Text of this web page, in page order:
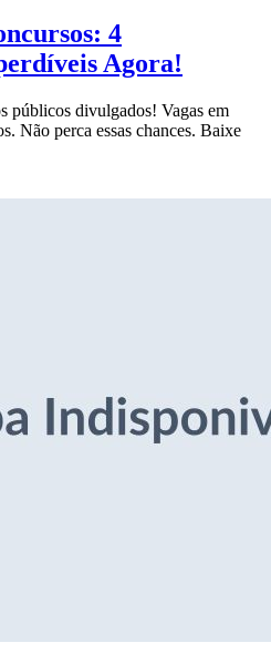
4
Agora!
públicos divulgados! Vagas em
Não perca essas chances. Baixe